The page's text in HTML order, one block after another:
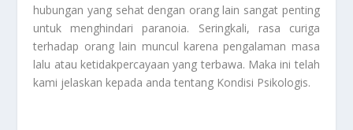
hubungan yang sehat dengan orang lain sangat penting
untuk menghindari paranoia. Seringkali, rasa curiga
terhadap orang lain muncul karena pengalaman masa
lalu atau ketidakpercayaan yang terbawa. Maka ini telah
kami jelaskan kepada anda tentang Kondisi Psikologis.